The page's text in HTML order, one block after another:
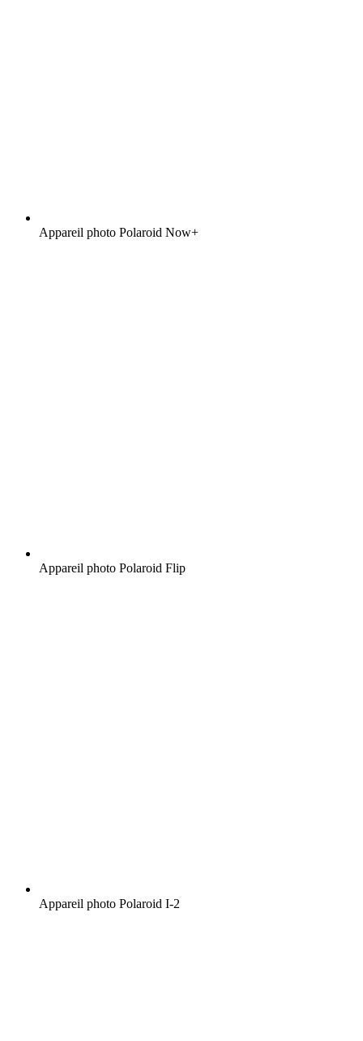
Appareil photo Polaroid Now+
Appareil photo Polaroid Flip
Appareil photo Polaroid I-2